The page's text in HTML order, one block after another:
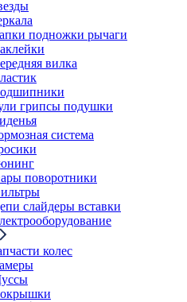
подножки рычаги
вилка
грипсы подушки
система
поворотники
слайдеры вставки
колес